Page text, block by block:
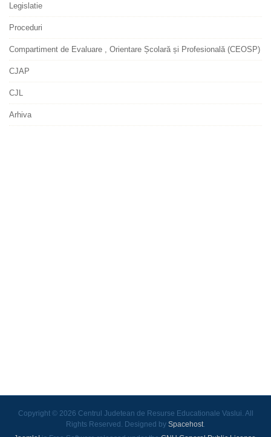
Legislatie
Proceduri
Compartiment de Evaluare , Orientare Școlară și Profesională (CEOSP)
CJAP
CJL
Arhiva
Copyright © 2026 Centrul Judetean de Resurse Educationale Vaslui. All
Rights Reserved. Designed by Spacehost